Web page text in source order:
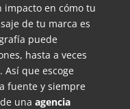
impacto en cómo tu
de tu marca es
puede
hasta a veces
Así que escoge
fuente y siempre
una agencia